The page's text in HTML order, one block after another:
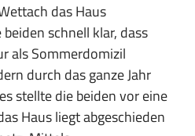
das Haus
schnell klar, dass
als Sommerdomizil
durch das ganze Jahr
stellte die beiden vor eine
Haus liegt abgeschieden